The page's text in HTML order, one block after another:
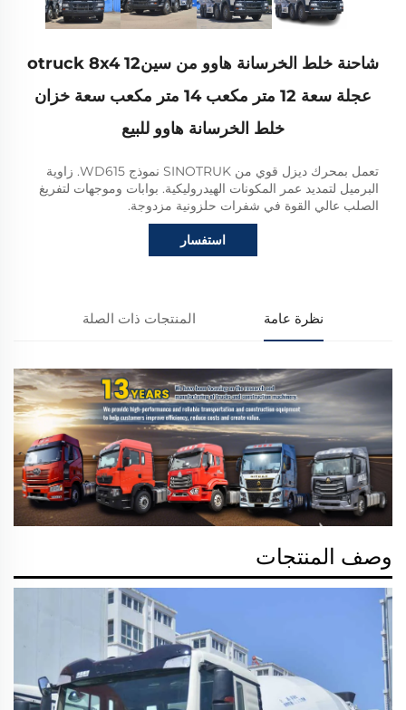
شاحنة خلط الخرسانة هاوو من سينotruck 8x4 12
عجلة سعة 12 متر مكعب 14 متر مكعب سعة خزان
خلط الخرسانة هاوو للبيع
تعمل بمحرك ديزل قوي من SINOTRUK نموذج WD615. زاوية
البرميل لتمديد عمر المكونات الهيدروليكية. بوابات وموجهات لتفريغ
الصلب عالي القوة في شفرات حلزونية مزدوجة.
استفسار
نظرة عامة المنتجات ذات الصلة
وصف المنتجات